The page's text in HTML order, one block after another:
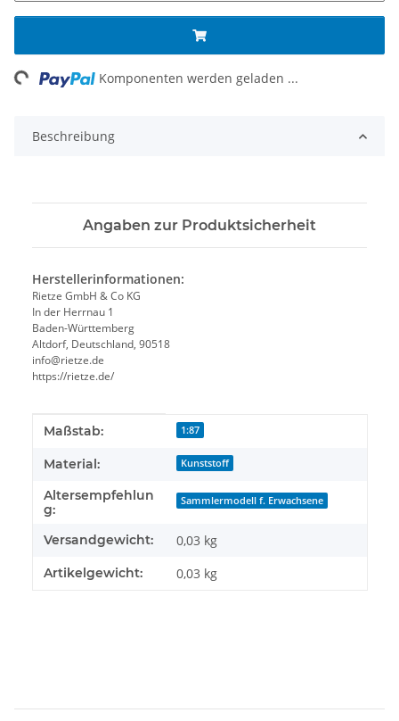
Komponenten werden geladen ...
Beschreibung
Angaben zur Produktsicherheit
Herstellerinformationen:
Rietze GmbH & Co KG
In der Herrnau 1
Baden-Württemberg
Altdorf, Deutschland, 90518
info@rietze.de
https://rietze.de/
Produkteigenschaft
Wert
Maßstab: 1:87
Material: Kunststoff
Altersempfehlun
g:
Sammlermodell f. Erwachsene
Versandgewicht: 0,03 kg
Artikelgewicht: 0,03 kg